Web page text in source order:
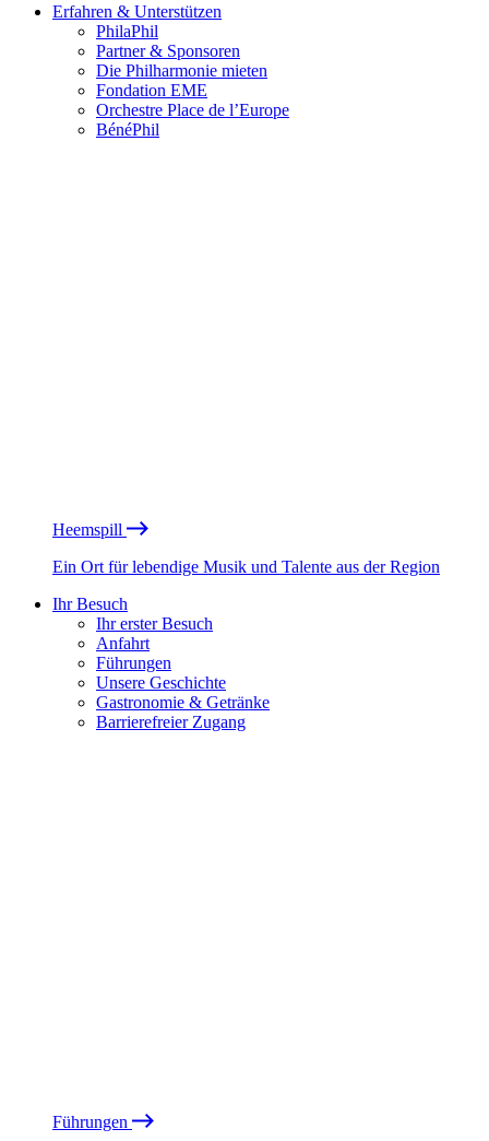
Erfahren & Unterstützen
PhilaPhil
Partner & Sponsoren
Die Philharmonie mieten
Fondation EME
Orchestre Place de l’Europe
BénéPhil
Heemspill
Ein Ort für lebendige Musik und Talente aus der Region
Ihr Besuch
Ihr erster Besuch
Anfahrt
Führungen
Unsere Geschichte
Gastronomie & Getränke
Barrierefreier Zugang
Führungen